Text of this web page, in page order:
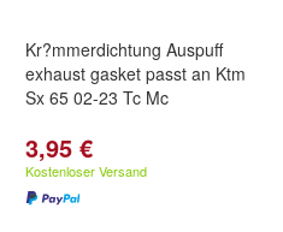
Kr?mmerdichtung Auspuff
exhaust gasket passt an Ktm
Sx 65 02-23 Tc Mc
3,95 €
Kostenloser Versand